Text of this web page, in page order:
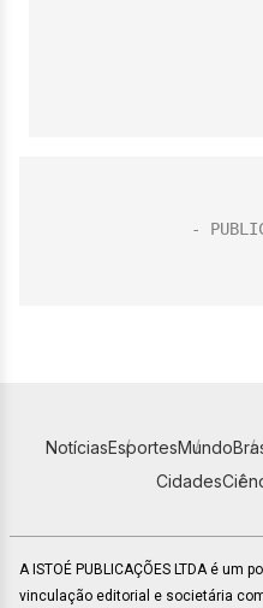
NotíciasEsportesMundo
Cidades
A ISTOÉ PUBLICAÇÕES LTDA é
vinculação editorial e societária com